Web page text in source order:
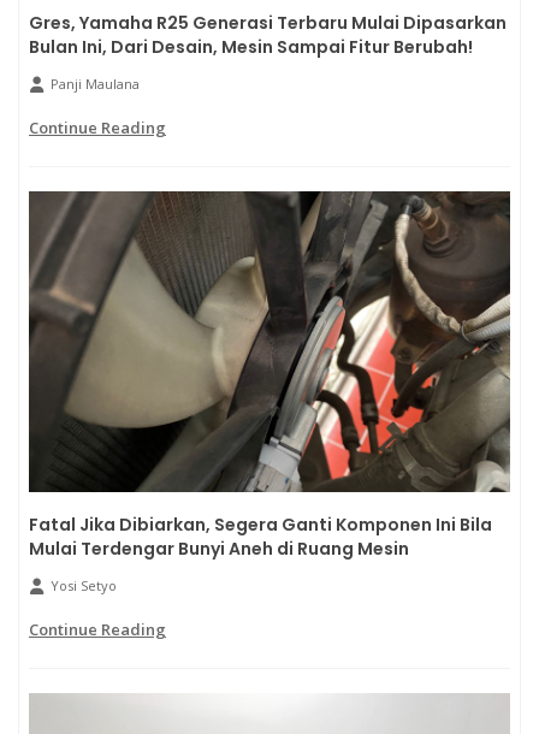
Gres, Yamaha R25 Generasi Terbaru Mulai Dipasarkan
Bulan Ini, Dari Desain, Mesin Sampai Fitur Berubah!
Panji Maulana
Continue Reading
Fatal Jika Dibiarkan, Segera Ganti Komponen Ini Bila
Mulai Terdengar Bunyi Aneh di Ruang Mesin
Yosi Setyo
Continue Reading